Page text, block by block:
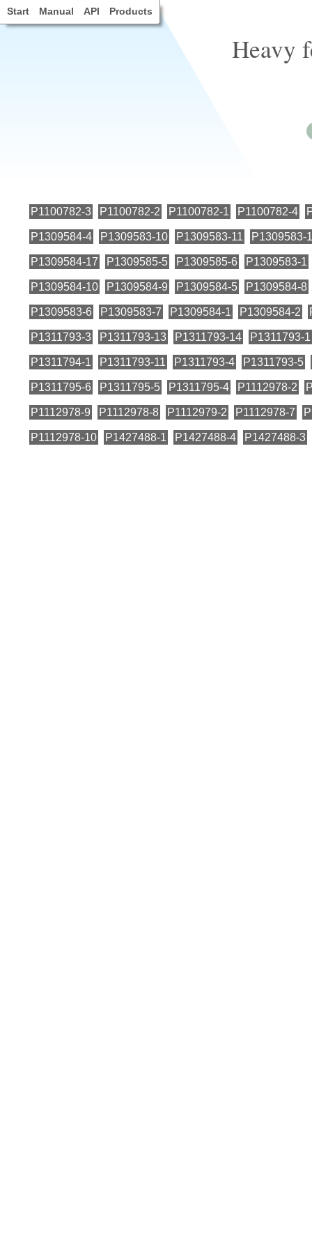
Start Manual API Products
Heavy
P1100782-3 P1100782-2 P1100782-1 P1100782-4
P1309584-4 P1309583-10 P1309583-11 P1309583-
P1309584-17 P1309585-5 P1309585-6 P1309583-1
P1309584-10 P1309584-9 P1309584-5 P1309584-8
P1309583-6 P1309583-7 P1309584-1 P1309584-2
P1311793-3 P1311793-13 P1311793-14 P1311793-1
P1311794-1 P1311793-11 P1311793-4 P1311793-5
P1311795-6 P1311795-5 P1311795-4 P1112978-2
P1112978-9 P1112978-8 P1112979-2 P1112978-7
P1112978-10 P1427488-1 P1427488-4 P1427488-3